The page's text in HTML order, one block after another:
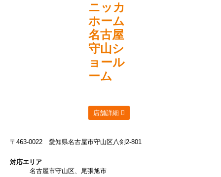
ニッカ
ホーム
名古屋
守山シ
ョール
ーム
店舗詳細
〒463-0022 愛知県名古屋市守山区八剣2-801
対応エリア
名古屋市守山区、尾張旭市